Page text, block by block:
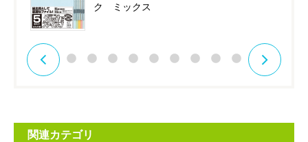
ク ミックス
関連カテゴリ